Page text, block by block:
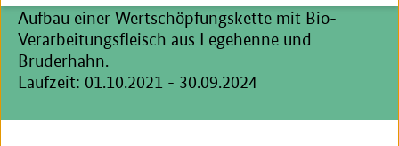
Aufbau einer Wertschöpfungskette mit Bio-
Verarbeitungsfleisch aus Legehenne und
Bruderhahn.
Laufzeit: 01.10.2021 - 30.09.2024